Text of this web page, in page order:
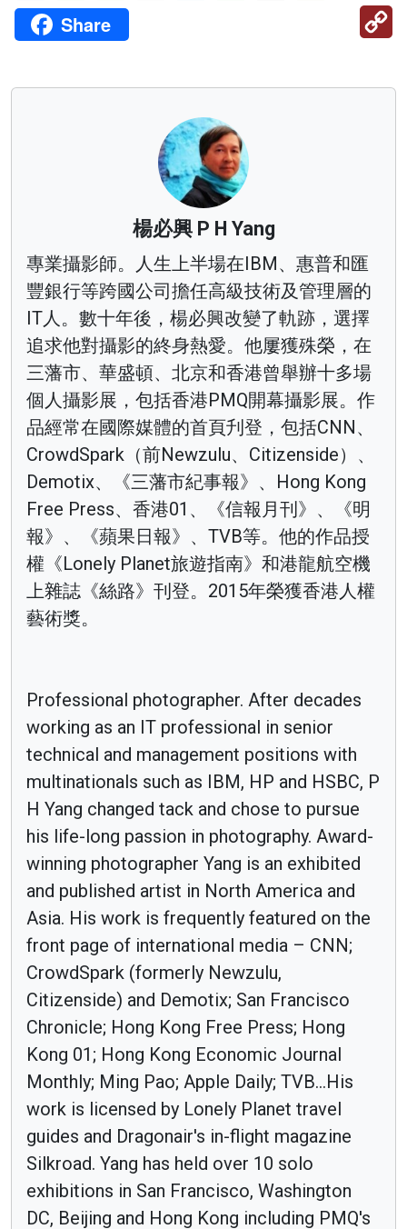
Share
楊必興 P H Yang
專業攝影師。人生上半場在IBM、惠普和匯
豐銀行等跨國公司擔任高級技術及管理層的
IT人。數十年後，楊必興改變了軌跡，選擇
追求他對攝影的終身熱愛。他屢獲殊榮，在
三藩市、華盛頓、北京和香港曾舉辦十多場
個人攝影展，包括香港PMQ開幕攝影展。作
品經常在國際媒體的首頁刋登，包括CNN、
CrowdSpark（前Newzulu、Citizenside）、
Demotix、《三藩市紀事報》、Hong Kong
Free Press、香港01、《信報月刊》、《明
報》、《蘋果日報》、TVB等。他的作品授
權《Lonely Planet旅遊指南》和港龍航空機
上雜誌《絲路》刊登。2015年榮獲香港人權
藝術獎。
Professional photographer. After decades
working as an IT professional in senior
technical and management positions with
multinationals such as IBM, HP and HSBC, P
H Yang changed tack and chose to pursue
his life-long passion in photography. Award-
winning photographer Yang is an exhibited
and published artist in North America and
Asia. His work is frequently featured on the
front page of international media – CNN;
CrowdSpark (formerly Newzulu,
Citizenside) and Demotix; San Francisco
Chronicle; Hong Kong Free Press; Hong
Kong 01; Hong Kong Economic Journal
Monthly; Ming Pao; Apple Daily; TVB...His
work is licensed by Lonely Planet travel
guides and Dragonair's in-flight magazine
Silkroad. Yang has held over 10 solo
exhibitions in San Francisco, Washington
DC, Beijing and Hong Kong including PMQ's